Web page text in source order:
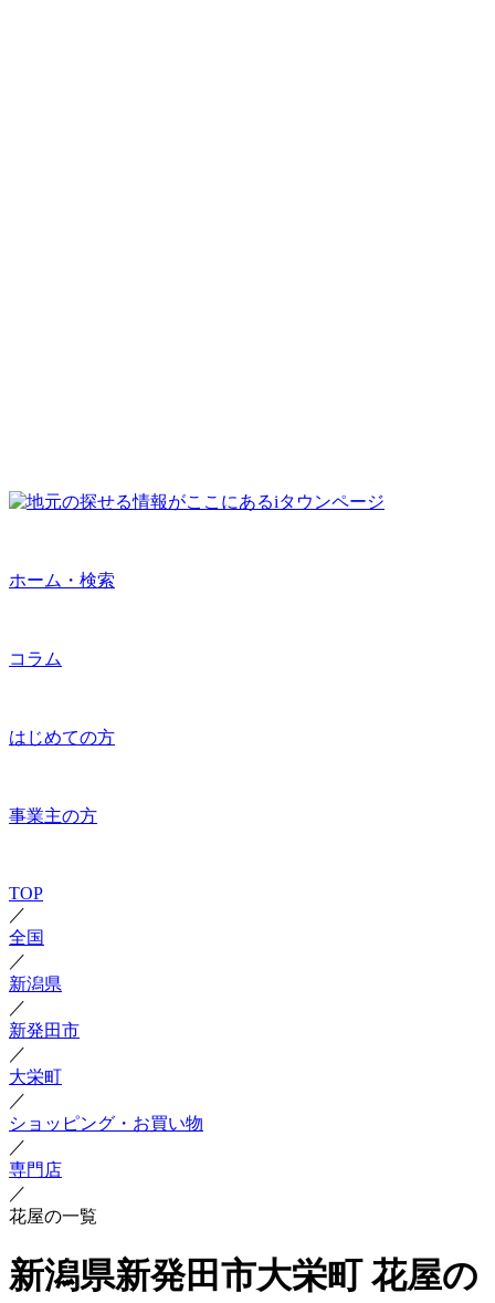
ホーム・検索
コラム
はじめての方
事業主の方
TOP
／
全国
／
新潟県
／
新発田市
／
大栄町
／
ショッピング・お買い物
／
専門店
／
花屋の一覧
新潟県新発田市大栄町 花屋の